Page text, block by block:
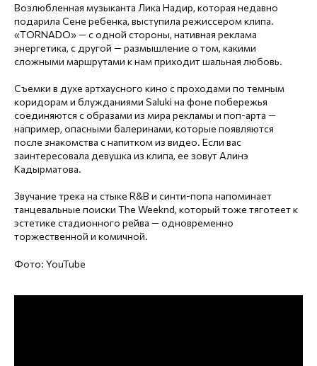
Возлюбленная музыканта Лика Надир, которая недавно
подарила Сене ребенка, выступила режиссером клипа.
«TORNADO» — с одной стороны, нативная реклама
энергетика, с другой — размышление о том, какими
сложными маршрутами к нам приходит шальная любовь.
Съемки в духе артхаусного кино с проходами по темным
коридорам и блужданиями Saluki на фоне побережья
соединяются с образами из мира рекламы и поп-арта —
например, опасными балеринами, которые появляются
после знакомства с напитком из видео. Если вас
заинтересовала девушка из клипа, ее зовут Алинэ
Кадырматова.
Звучание трека на стыке R&B и синти-попа напоминает
танцевальные поиски The Weeknd, который тоже тяготеет к
эстетике стадионного рейва — одновременно
торжественной и комичной.
Фото: YouTube